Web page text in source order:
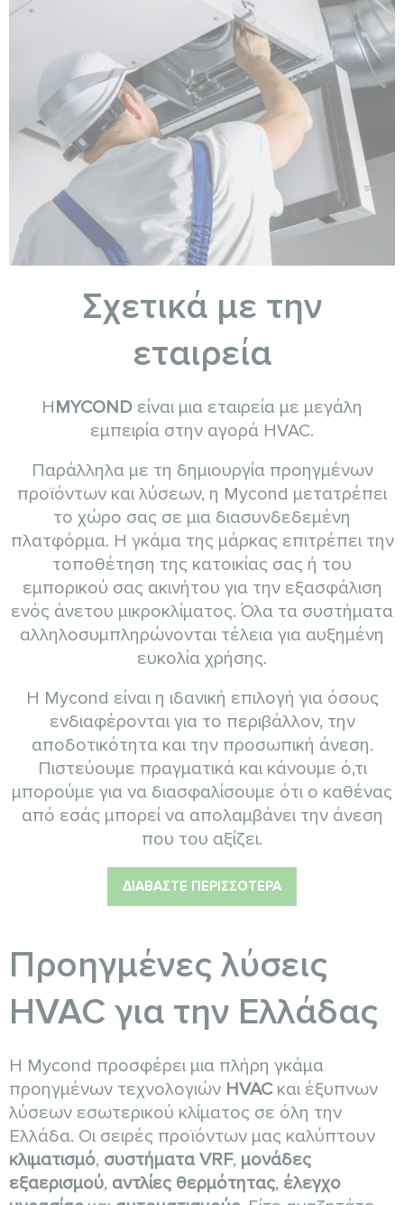
Σχετικά με την
εταιρεία
ΗMYCOND είναι μια εταιρεία με μεγάλη
εμπειρία στην αγορά HVAC.
Παράλληλα με τη δημιουργία προηγμένων
προϊόντων και λύσεων, η Mycond μετατρέπει
το χώρο σας σε μια διασυνδεδεμένη
πλατφόρμα. Η γκάμα της μάρκας επιτρέπει την
τοποθέτηση της κατοικίας σας ή του
εμπορικού σας ακινήτου για την εξασφάλιση
ενός άνετου μικροκλίματος. Όλα τα συστήματα
αλληλοσυμπληρώνονται τέλεια για αυξημένη
ευκολία χρήσης.
Η Mycond είναι η ιδανική επιλογή για όσους
ενδιαφέρονται για το περιβάλλον, την
αποδοτικότητα και την προσωπική άνεση.
Πιστεύουμε πραγματικά και κάνουμε ό,τι
μπορούμε για να διασφαλίσουμε ότι ο καθένας
από εσάς μπορεί να απολαμβάνει την άνεση
που του αξίζει.
ΔΙΑΒΆΣΤΕ ΠΕΡΙΣΣΌΤΕΡΑ
Προηγμένες λύσεις
HVAC για την Ελλάδας
Η Mycond προσφέρει μια πλήρη γκάμα
προηγμένων τεχνολογιών HVACκαι έξυπνων
λύσεων εσωτερικού κλίματος σε όλη την
Ελλάδα. Οι σειρές προϊόντων μας καλύπτουν
κλιματισμό, συστήματα VRF, μονάδες
εξαερισμού, αντλίες θερμότητας, έλεγχο